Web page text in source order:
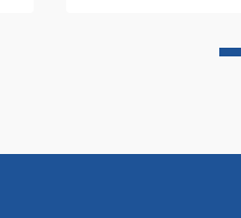
tahun